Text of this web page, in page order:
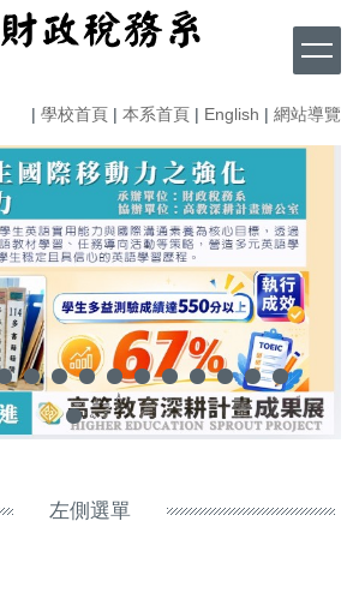
| 學校首頁 | 本系首頁 | English | 網站導覽
左側選單